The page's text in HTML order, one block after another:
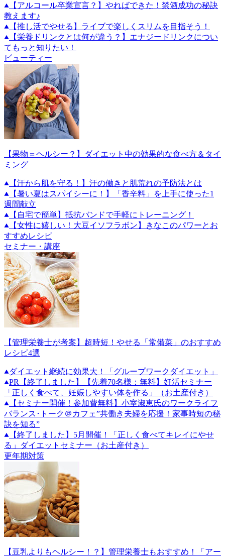
【アルコール卒業宣言？】やればできた！禁酒成功の秘訣
教えます♪
【推し活でやせる】ライブで楽しくスリムを目指そう！
【栄養ドリンクとは何が違う？】エナジードリンクについ
てもっと知りたい！
ビューティー
【果物＝ヘルシー？】ダイエット中の効果的な食べ方＆タイ
ミング
【汗から肌を守る！】汗の働きと肌荒れの予防法とは
【暑い夏はスパイシーに！】「香辛料」を上手に使った1
週間献立
【自宅で簡単】抵抗バンドで手軽にトレーニング！
【女性に嬉しい！大豆イソフラボン】きなこのパワーとお
すすめレシピ
セミナー・講座
【管理栄養士が考案】超時短！やせる「常備菜」のおすすめ
レシピ4選
ダイエット継続に効果大！「グループワークダイエット」
PR
【終了しました】【先着70名様：無料】妊活セミナー
「正しく食べて、妊娠しやすい体を作る」（お土産付き）
【セミナー開催！参加費無料】小室淑恵氏のワークライフ
バランス･トーク＠カフェ”共働き夫婦を応援！家事時短の秘
訣を知る”
【終了しました】5月開催！「正しく食べてキレイにやせ
る」ダイエットセミナー（お土産付き）
更年期対策
【豆乳よりもヘルシー！？】管理栄養士もおすすめ！「アー